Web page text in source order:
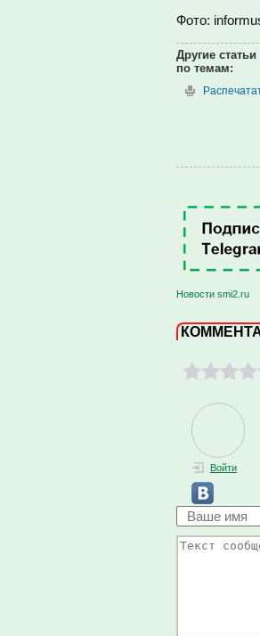
Фото:
Другие статьи
по темам:
Новости smi2.ru
Войти